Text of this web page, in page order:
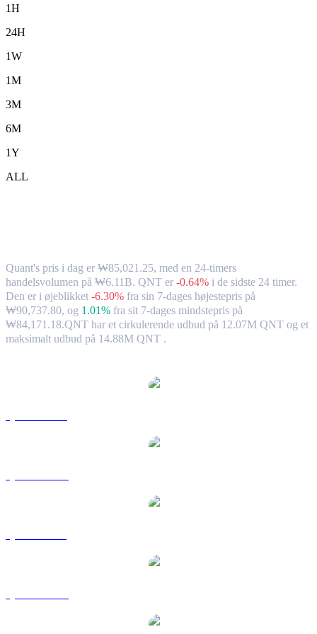
1H
24H
1W
1M
3M
6M
1Y
ALL
Quant's pris i dag er ₩85,021.25, med en 24-timers
handelsvolumen på ₩6.11B. QNT er -0.64% i de sidste 24 timer.
Den er i øjeblikket -6.30% fra sin 7-dages højestepris på
₩90,737.80, og 1.01% fra sit 7-dages mindstepris på
₩84,171.18.QNT har et cirkulerende udbud på 12.07M QNT og et
maksimalt udbud på 14.88M QNT .